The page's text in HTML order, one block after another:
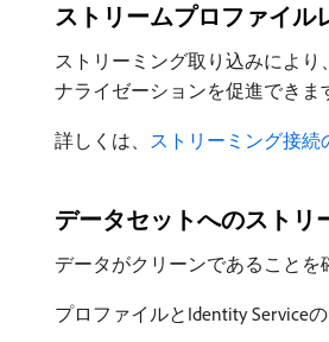
ストリームプロファイル
ストリーミング取り込みにより
ナライゼーションを促進でき
詳しくは、 ストリーミング接続
データセットへのストリ
データがクリーンであること
プロファイルとIdentity Service